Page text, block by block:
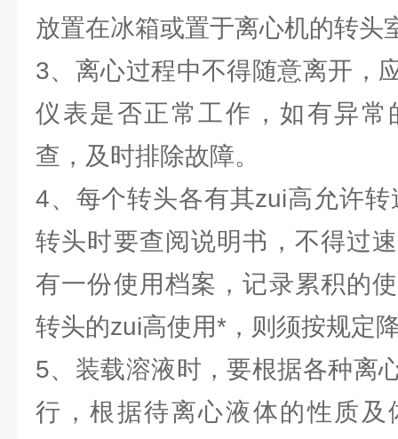
放置在冰箱或置于离心机的转头
3、离心过程中不得随意离开，
仪表是否正常工作，如有异常
查，及时排除故障。
4、每个转头各有其zui高允许
转头时要查阅说明书，不得过
有一份使用档案，记录累积的
转头的zui高使用*，则须按规定
5、装载溶液时，要根据各种离
行，根据待离心液体的性质及